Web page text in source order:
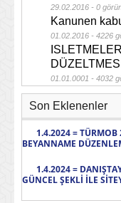
29.02.2016 - 0
Kanunen
01.02.2016 - 4226
DÜZELTMESI
01.01.0001 - 4032
Son Eklenenler
1.4.2024 = TÜRMOB
BEYANNAME
1.4.2024 =
GÜNCEL ŞEKLİ İLE